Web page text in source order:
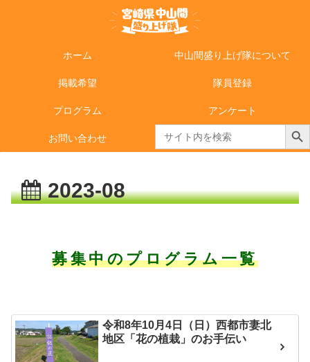
ホーム 中山間盛り上げ隊について
掲載希望 隊員登録
プログラム アンケート
お問い合わせ
Search
for:
Search Button
2023-08
募集中のプログラム一覧
令和8年10月4日（日）西都市妻北
地区「花の植栽」のお手伝い